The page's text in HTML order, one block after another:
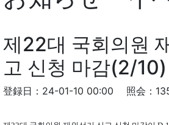
제22대 국회의원
고 신청 마감(2/10)
登録日：24-01-10 00:00 照会：